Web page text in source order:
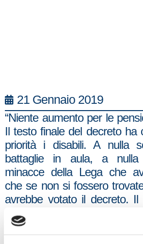
21 Gennaio 2019
“Niente aumento per le
Il testo finale del decreto ha
priorità i disabili. A nulla
battaglie in aula, a nulla
minacce della Lega che
che se non si fossero
avrebbe votato il decreto. Il
non risolverà il problema
più butta nel calderone